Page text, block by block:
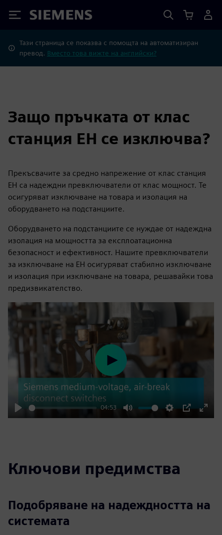
Siemens
Тази страница се показва с помощта на автоматизиран
превод. Вместо това вижте на английски?
Защо пръчката от клас
станция EH се изключва?
Прекъсвачите за средно напрежение от клас станция
EH са надеждни превключватели от клас мощност. Те
осигуряват изключване на товара и изолация на
оборудването на подстанциите.
Оборудването на подстанциите се нуждае от надеждна
изолация на мощността за експлоатационна
безопасност и ефективност. Нашите превключватели
за изключване на EH осигуряват стабилно изключване
и изолация при изключване на товара, решавайки това
предизвикателство.
Play
04:53
Mute Settings
PIP
Enter
Play
Ключови предимства
Подобряване на надеждността на
системата